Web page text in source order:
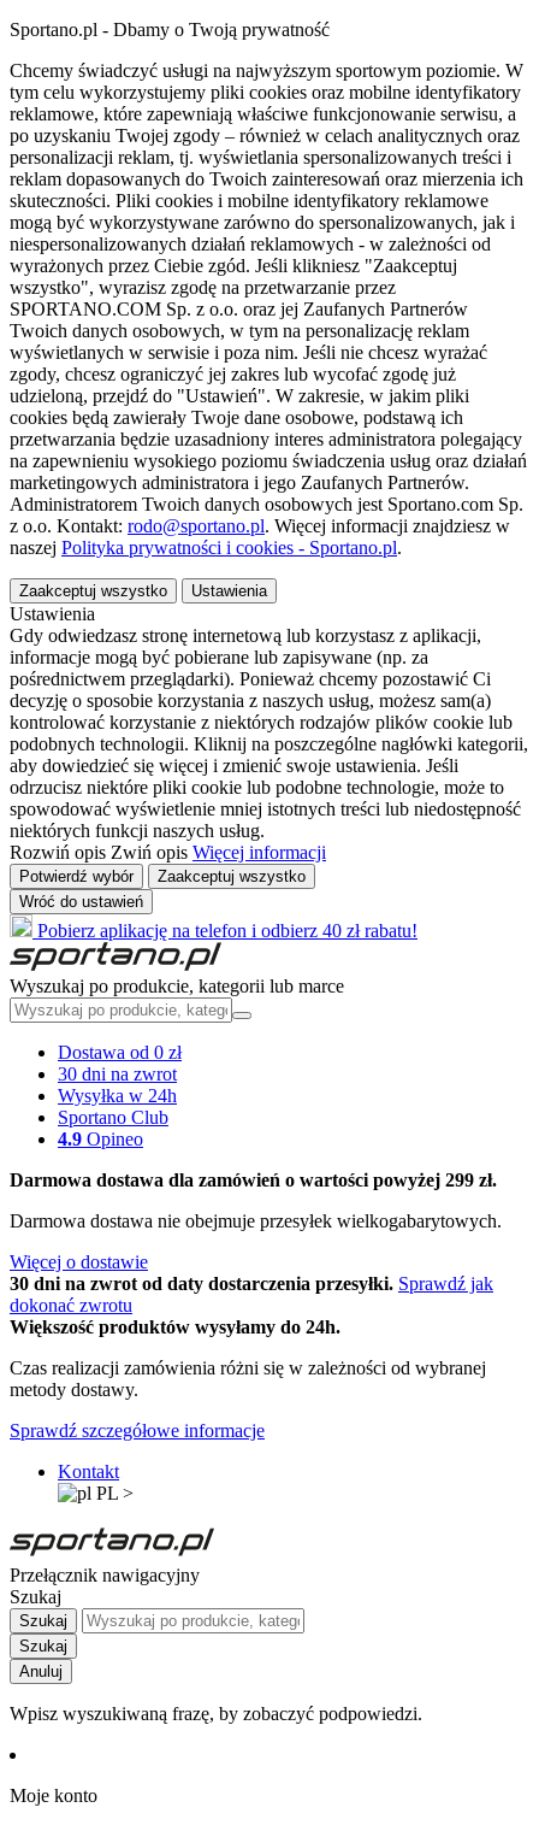
Sportano.pl - Dbamy o Twoją prywatność
Chcemy świadczyć usługi na najwyższym sportowym poziomie. W
tym celu wykorzystujemy pliki cookies oraz mobilne identyfikatory
reklamowe, które zapewniają właściwe funkcjonowanie serwisu, a
po uzyskaniu Twojej zgody – również w celach analitycznych oraz
personalizacji reklam, tj. wyświetlania spersonalizowanych treści i
reklam dopasowanych do Twoich zainteresowań oraz mierzenia ich
skuteczności. Pliki cookies i mobilne identyfikatory reklamowe
mogą być wykorzystywane zarówno do spersonalizowanych, jak i
niespersonalizowanych działań reklamowych - w zależności od
wyrażonych przez Ciebie zgód. Jeśli klikniesz "Zaakceptuj
wszystko", wyrazisz zgodę na przetwarzanie przez
SPORTANO.COM Sp. z o.o. oraz jej Zaufanych Partnerów
Twoich danych osobowych, w tym na personalizację reklam
wyświetlanych w serwisie i poza nim. Jeśli nie chcesz wyrażać
zgody, chcesz ograniczyć jej zakres lub wycofać zgodę już
udzieloną, przejdź do "Ustawień". W zakresie, w jakim pliki
cookies będą zawierały Twoje dane osobowe, podstawą ich
przetwarzania będzie uzasadniony interes administratora polegający
na zapewnieniu wysokiego poziomu świadczenia usług oraz działań
marketingowych administratora i jego Zaufanych Partnerów.
Administratorem Twoich danych osobowych jest Sportano.com Sp.
z o.o. Kontakt: rodo@sportano.pl. Więcej informacji znajdziesz w
naszej Polityka prywatności i cookies - Sportano.pl.
Zaakceptuj wszystko Ustawienia
Ustawienia
Gdy odwiedzasz stronę internetową lub korzystasz z aplikacji,
informacje mogą być pobierane lub zapisywane (np. za
pośrednictwem przeglądarki). Ponieważ chcemy pozostawić Ci
decyzję o sposobie korzystania z naszych usług, możesz sam(a)
kontrolować korzystanie z niektórych rodzajów plików cookie lub
podobnych technologii. Kliknij na poszczególne nagłówki kategorii,
aby dowiedzieć się więcej i zmienić swoje ustawienia. Jeśli
odrzucisz niektóre pliki cookie lub podobne technologie, może to
spowodować wyświetlenie mniej istotnych treści lub niedostępność
niektórych funkcji naszych usług.
Rozwiń opis Zwiń opis Więcej informacji
Potwierdź wybór
Zaakceptuj wszystko
Wróć do ustawień
Pobierz aplikację na telefon i odbierz 40 zł rabatu!
Wyszukaj po produkcie, kategorii lub marce
Dostawa od 0 zł
30 dni na zwrot
Wysyłka w 24h
Sportano Club
4.9 Opineo
Darmowa dostawa dla zamówień o wartości powyżej 299 zł.
Darmowa dostawa nie obejmuje przesyłek wielkogabarytowych.
Więcej o dostawie
30 dni na zwrot od daty dostarczenia przesyłki. Sprawdź jak
dokonać zwrotu
Większość produktów wysyłamy do 24h.
Czas realizacji zamówienia różni się w zależności od wybranej
metody dostawy.
Sprawdź szczegółowe informacje
Kontakt
PL >
Przełącznik nawigacyjny
Szukaj
Szukaj
Szukaj
Anuluj
Wpisz wyszukiwaną frazę, by zobaczyć podpowiedzi.
Moje konto